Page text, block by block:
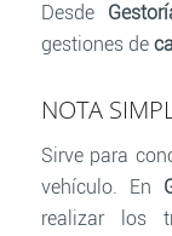
Desde
gestiones de
NOTA
Sirve para
vehículo. En
realizar los